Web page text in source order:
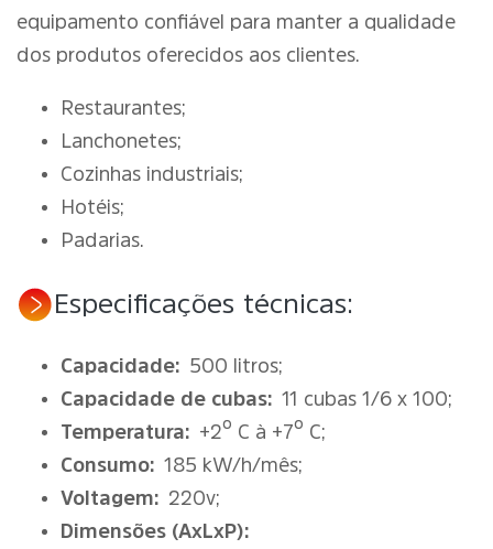
equipamento confiável para manter a qualidade
dos produtos oferecidos aos clientes.
Restaurantes;
Lanchonetes;
Cozinhas industriais;
Hotéis;
Padarias.
Especificações técnicas:
Capacidade: 500 litros;
Capacidade de cubas: 11 cubas 1/6 x 100;
Temperatura: +2º C à +7º C;
Consumo: 185 kW/h/mês;
Voltagem: 220v;
Dimensões (AxLxP):